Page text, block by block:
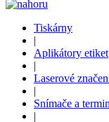
Tiskárny
|
Aplikátory etiket
|
Laserové
|
Snímače a
|